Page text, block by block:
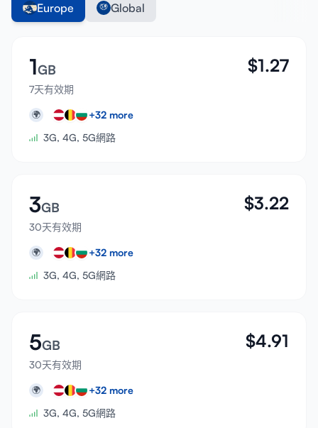
Europe Global
1GB
7天有效期
$1.27
🌍 +32 more
3G, 4G, 5G網路
3GB
30天有效期
$3.22
🌍 +32 more
3G, 4G, 5G網路
5GB
30天有效期
$4.91
🌍 +32 more
3G, 4G, 5G網路